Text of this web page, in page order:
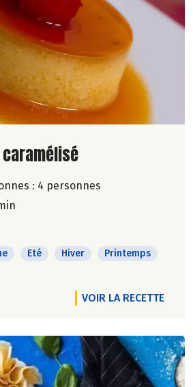
la recette
: 4 personnes
Eté Hiver Printemps
VOIR LA RECETTE